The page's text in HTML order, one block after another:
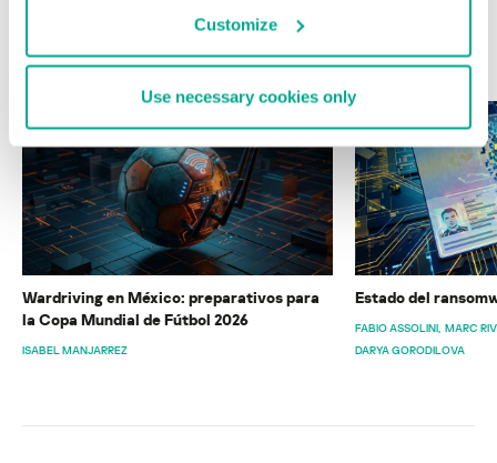
Customize
Use necessary cookies only
ÚLTIMAS PUBLICACIONES
Wardriving en México: preparativos para
la Copa Mundial de Fútbol 2026
ISABEL MANJARREZ
Estado del
FABIO ASSOLINI MARC
DARYA GORODILOVA